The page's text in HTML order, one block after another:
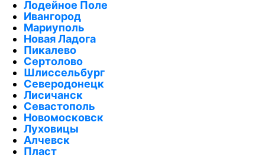
Лодейное Поле
Ивангород
Мариуполь
Новая Ладога
Пикалево
Сертолово
Шлиссельбург
Северодонецк
Лисичанск
Севастополь
Новомосковск
Луховицы
Алчевск
Пласт